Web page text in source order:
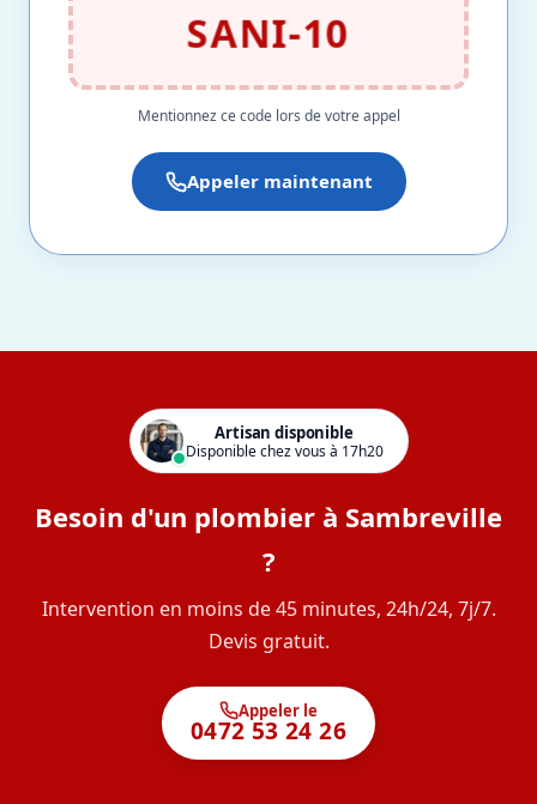
SANI-10
Mentionnez ce code lors de votre appel
Appeler maintenant
Artisan disponible
Disponible chez vous à 17h20
Besoin d'un plombier à Sambreville
?
Intervention en moins de 45 minutes, 24h/24, 7j/7.
Devis gratuit.
Appeler le
0472 53 24 26